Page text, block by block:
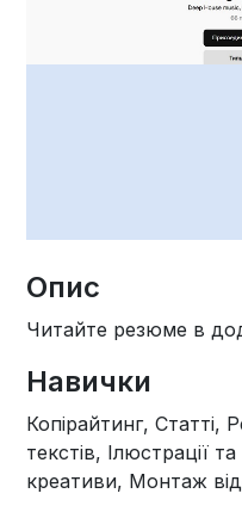
Опис
Читайте резюме в
Навички
Копірайтинг, Статті,
текстів, Ілюстрації
креативи, Монтаж